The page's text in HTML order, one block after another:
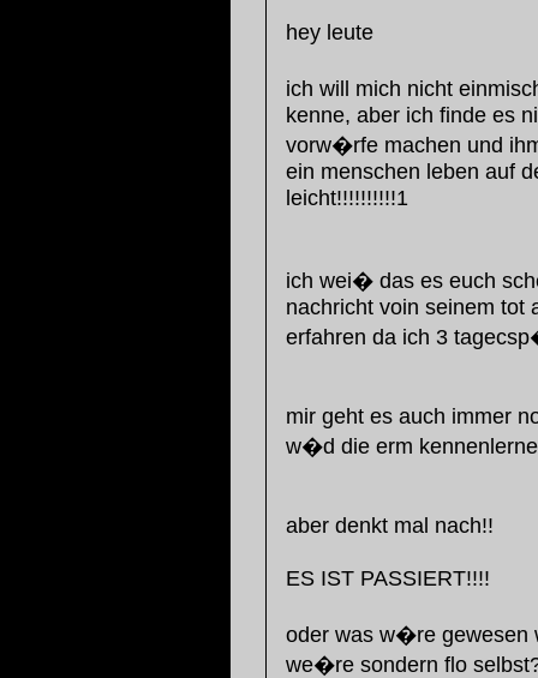
hey leute
ich will mich nicht
kenne, aber ich finde es
vorw�rfe machen und
ein menschen leben auf
leicht!!!!!!!!!!1
ich wei� das es euch
nachricht voin seinem tot
erfahren da ich 3
mir geht es auch immer
w�d die erm
aber denkt mal nach!!
ES IST PASSIERT!!!!
oder was w�re gewesen
we�re sondern flo